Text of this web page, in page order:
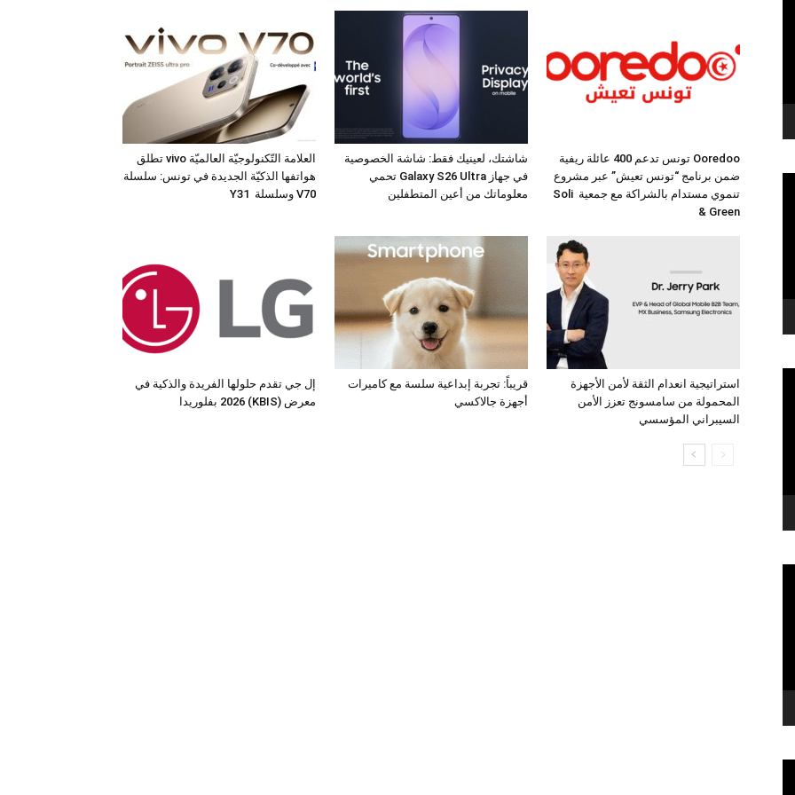
العلامة التّكنولوجيّة العالميّة vivo تطلق
هواتفها الذكيّة الجديدة في تونس: سلسلة
V70 وسلسلة Y31
شاشتك، لعينيك فقط: شاشة الخصوصية
في جهاز Galaxy S26 Ultra تحمي
معلوماتك من أعين المتطفلين
Ooredoo تونس تدعم 400 عائلة ريفية
ضمن برنامج “تونس تعيش” عبر مشروع
تنموي مستدام بالشراكة مع جمعية Soli
& Green
إل جي تقدم حلولها الفريدة والذكية في
معرض (KBIS) 2026 بفلوريدا
قريباً: تجربة إبداعية سلسة مع كاميرات
أجهزة جالاكسي
استراتيجية انعدام الثقة لأمن الأجهزة
المحمولة من سامسونج تعزز الأمن
السيبراني المؤسسي